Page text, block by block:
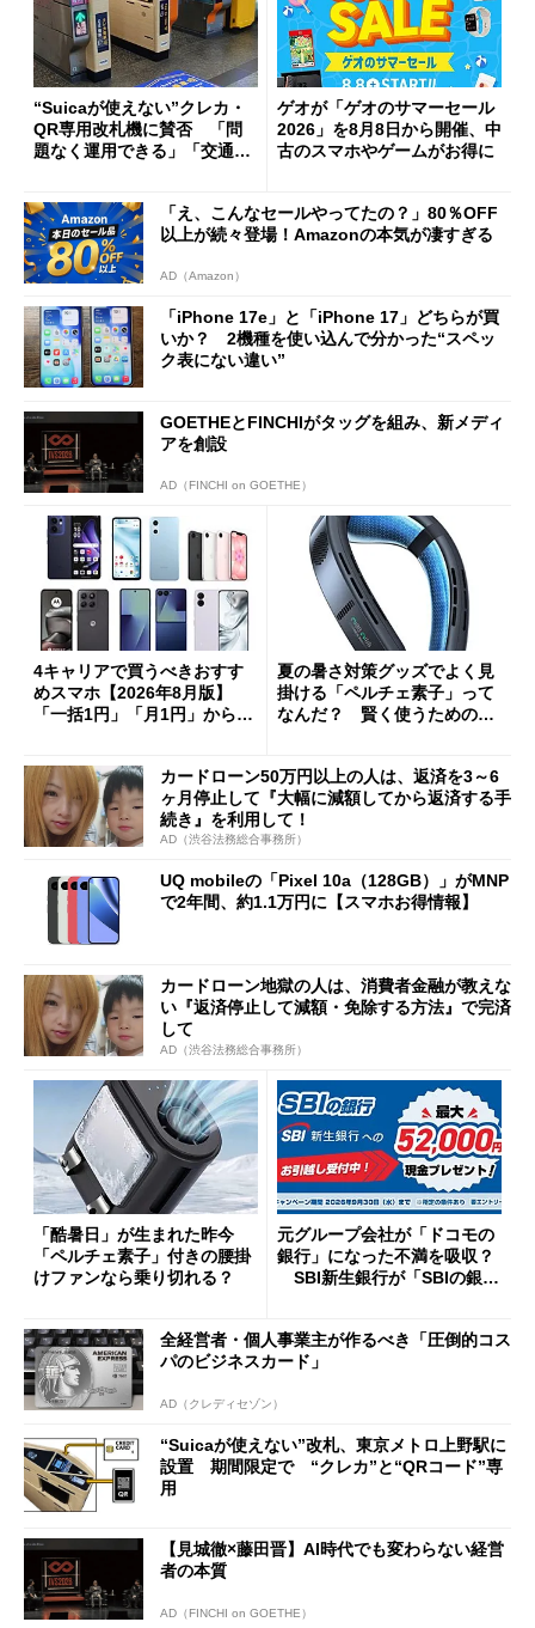
“Suicaが使えない”クレカ・
QR専用改札機に賛否 「問
題なく運用できる」「交通系I
ゲオが「ゲオのサマーセール
2026」を8月8日から開催、中
古のスマホやゲームがお得に
「え、こんなセールやってたの？」80％OFF
以上が続々登場！Amazonの本気が凄すぎる
AD（Amazon）
「iPhone 17e」と「iPhone 17」どちらが買
いか？ 2機種を使い込んで分かった“スペッ
ク表にない違い”
GOETHEとFINCHIがタッグを組み、新メディ
アを創設
AD（FINCHI on GOETHE）
4キャリアで買うべきおすす
めスマホ【2026年8月版】
「一括1円」「月1円」からお
夏の暑さ対策グッズでよく見
掛ける「ペルチェ素子」って
なんだ？ 賢く使うための注
カードローン50万円以上の人は、返済を3～6
ヶ月停止して『大幅に減額してから返済する手
続き』を利用して！
AD（渋谷法務総合事務所）
UQ mobileの「Pixel 10a（128GB）」がMNP
で2年間、約1.1万円に【スマホお得情報】
カードローン地獄の人は、消費者金融が教えな
い『返済停止して減額・免除する方法』で完済
して
AD（渋谷法務総合事務所）
「酷暑日」が生まれた昨今
「ペルチェ素子」付きの腰掛
けファンなら乗り切れる？
元グループ会社が「ドコモの
銀行」になった不満を吸収？
SBI新生銀行が「SBIの銀
開催
全経営者・個人事業主が作るべき「圧倒的コス
パのビジネスカード」
AD（クレディセゾン）
“Suicaが使えない”改札、東京メトロ上野駅に
設置 期間限定で “クレカ”と“QRコード”専
用
【見城徹×藤田晋】AI時代でも変わらない経営
者の本質
AD（FINCHI on GOETHE）